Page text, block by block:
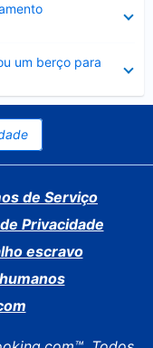
um berço para
de Serviço
Privacidade
escravo